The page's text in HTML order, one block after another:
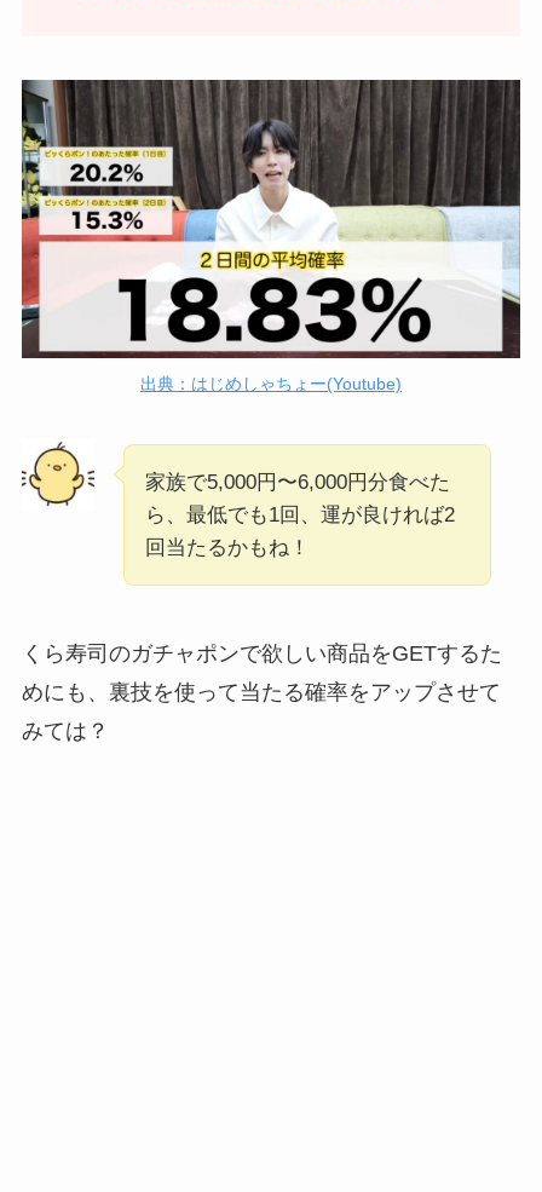
出典：はじめしゃちょー(Youtube)
家族で5,000円〜6,000円分食べた
ら、最低でも1回、運が良ければ2
回当たるかもね！
くら寿司のガチャポンで欲しい商品をGETするた
めにも、裏技を使って当たる確率をアップさせて
みては？